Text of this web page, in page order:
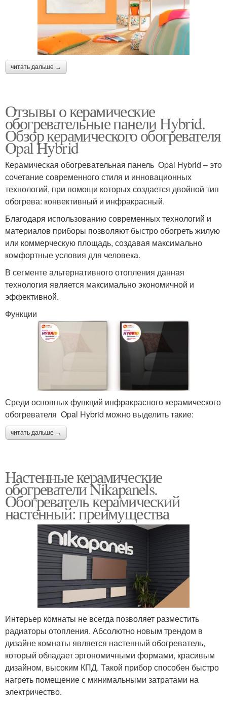
читать дальше →
Отзывы о керамические
обогревательные панели Hybrid.
Обзор керамического обогревателя
Opal Hybrid
Керамическая обогревательная панель Opal Hybrid – это
сочетание современного стиля и инновационных
технологий, при помощи которых создается двойной тип
обогрева: конвективный и инфракрасный.
Благодаря использованию современных технологий и
материалов приборы позволяют быстро обогреть жилую
или коммерческую площадь, создавая максимально
комфортные условия для человека.
В сегменте альтернативного отопления данная
технология является максимально экономичной и
эффективной.
Функции
Среди основных функций инфракрасного керамического
обогревателя Opal Hybrid можно выделить такие:
читать дальше →
Настенные керамические
обогреватели Nikapanels.
Обогреватель керамический
настенный: преимущества
Интерьер комнаты не всегда позволяет разместить
радиаторы отопления. Абсолютно новым трендом в
дизайне комнаты является настенный обогреватель,
который обладает эргономичными формами, красивым
дизайном, высоким КПД. Такой прибор способен быстро
нагреть помещение с минимальными затратами на
электричество.